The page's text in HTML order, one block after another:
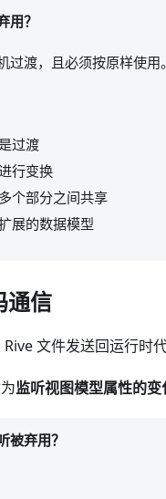
用？
过渡，且必须按原样使用。
过渡
行变换
个部分之间共享
展的数据模型
通信
文件发送回运行时代
监听视图模型属性的变
被弃用？